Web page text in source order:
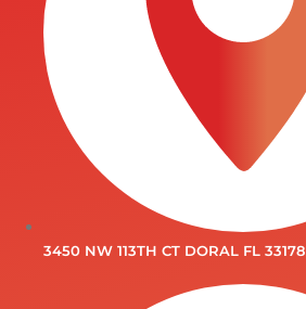
3450 NW 113TH CT DORAL FL 33178